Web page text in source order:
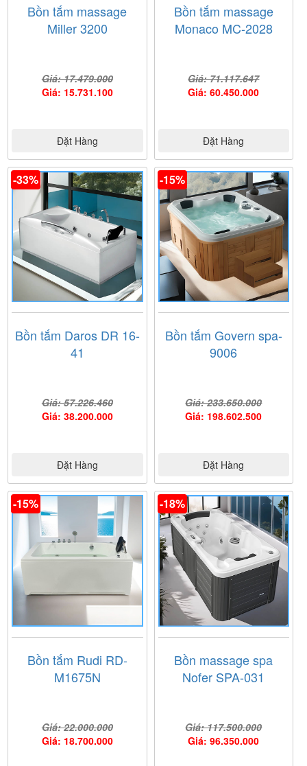
Ảnh giấy chứng nhận Bếp Nam Anh là đại lý cấp I của
thương hiệu Daros do công ty Daros cung cấp
Bồn tắm massage
Miller 3200
Giá: 17.479.000
Giá: 15.731.100
Đặt Hàng
Bồn tắm massage
Monaco MC-2028
Giá: 71.117.647
Giá: 60.450.000
Đặt Hàng
-33%
Bồn tắm Daros DR 16-
41
Giá: 57.226.460
Giá: 38.200.000
Đặt Hàng
-15%
Bồn tắm Govern spa-
9006
Giá: 233.650.000
Giá: 198.602.500
Đặt Hàng
-15%
Bồn tắm Rudi RD-
M1675N
Giá: 22.000.000
Giá: 18.700.000
-18%
Bồn massage spa
Nofer SPA-031
Giá: 117.500.000
Giá: 96.350.000